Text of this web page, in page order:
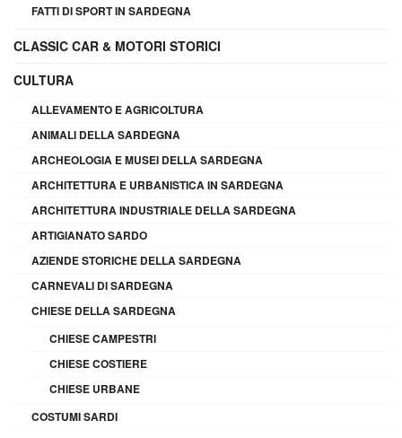
FATTI DI SPORT IN SARDEGNA
CLASSIC CAR & MOTORI STORICI
CULTURA
ALLEVAMENTO E AGRICOLTURA
ANIMALI DELLA SARDEGNA
ARCHEOLOGIA E MUSEI DELLA SARDEGNA
ARCHITETTURA E URBANISTICA IN SARDEGNA
ARCHITETTURA INDUSTRIALE DELLA SARDEGNA
ARTIGIANATO SARDO
AZIENDE STORICHE DELLA SARDEGNA
CARNEVALI DI SARDEGNA
CHIESE DELLA SARDEGNA
CHIESE CAMPESTRI
CHIESE COSTIERE
CHIESE URBANE
COSTUMI SARDI